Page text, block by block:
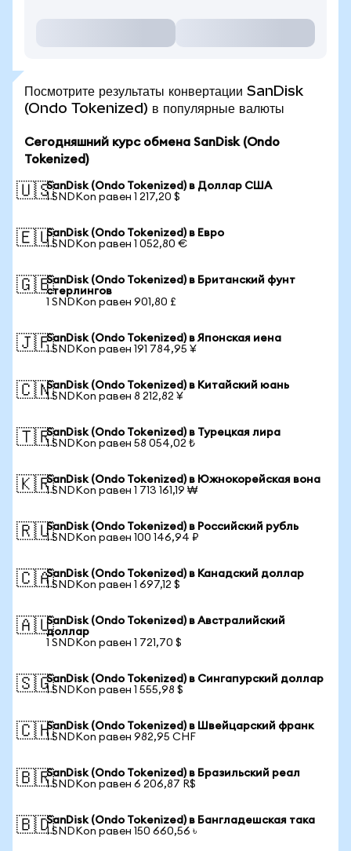
Посмотрите результаты конвертации SanDisk
(Ondo Tokenized) в популярные валюты
Сегодняшний курс обмена SanDisk (Ondo
Tokenized)
🇺🇸SanDisk (Ondo Tokenized) в Доллар США
1 SNDKon равен 1 217,20 $
🇪🇺SanDisk (Ondo Tokenized) в Евро
1 SNDKon равен 1 052,80 €
🇬🇧SanDisk (Ondo Tokenized) в Британский фунт
стерлингов
1 SNDKon равен 901,80 £
🇯🇵SanDisk (Ondo Tokenized) в Японская иена
1 SNDKon равен 191 784,95 ¥
🇨🇳SanDisk (Ondo Tokenized) в Китайский юань
1 SNDKon равен 8 212,82 ¥
🇹🇷SanDisk (Ondo Tokenized) в Турецкая лира
1 SNDKon равен 58 054,02 ₺
🇰🇷SanDisk (Ondo Tokenized) в Южнокорейская вона
1 SNDKon равен 1 713 161,19 ₩
🇷🇺SanDisk (Ondo Tokenized) в Российский рубль
1 SNDKon равен 100 146,94 ₽
🇨🇦SanDisk (Ondo Tokenized) в Канадский доллар
1 SNDKon равен 1 697,12 $
🇦🇺SanDisk (Ondo Tokenized) в Австралийский
доллар
1 SNDKon равен 1 721,70 $
🇸🇬SanDisk (Ondo Tokenized) в Сингапурский доллар
1 SNDKon равен 1 555,98 $
🇨🇭SanDisk (Ondo Tokenized) в Швейцарский франк
1 SNDKon равен 982,95 CHF
🇧🇷SanDisk (Ondo Tokenized) в Бразильский реал
1 SNDKon равен 6 206,87 R$
🇧🇩SanDisk (Ondo Tokenized) в Бангладешская така
1 SNDKon равен 150 660,56 ৳